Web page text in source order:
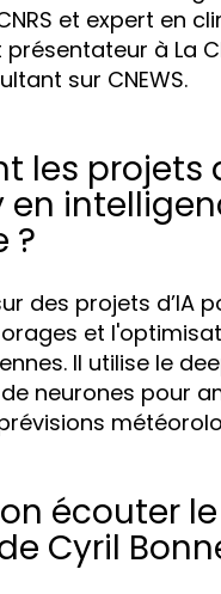
et expert en
à La
sur CNEWS.
les projets
en
?
des projets d’IA
et
Il utilise le
neurones pour
écouter le
Cyril